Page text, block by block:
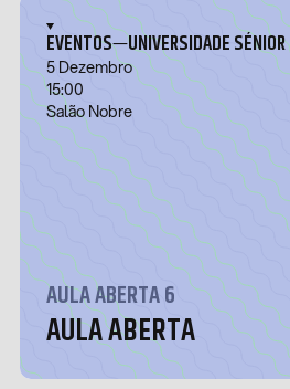
EVENTOS—UNIVERSIDADE SÉNIOR
5 Dezembro
15:00
Salão Nobre
AULA ABERTA 6
AULA ABERTA